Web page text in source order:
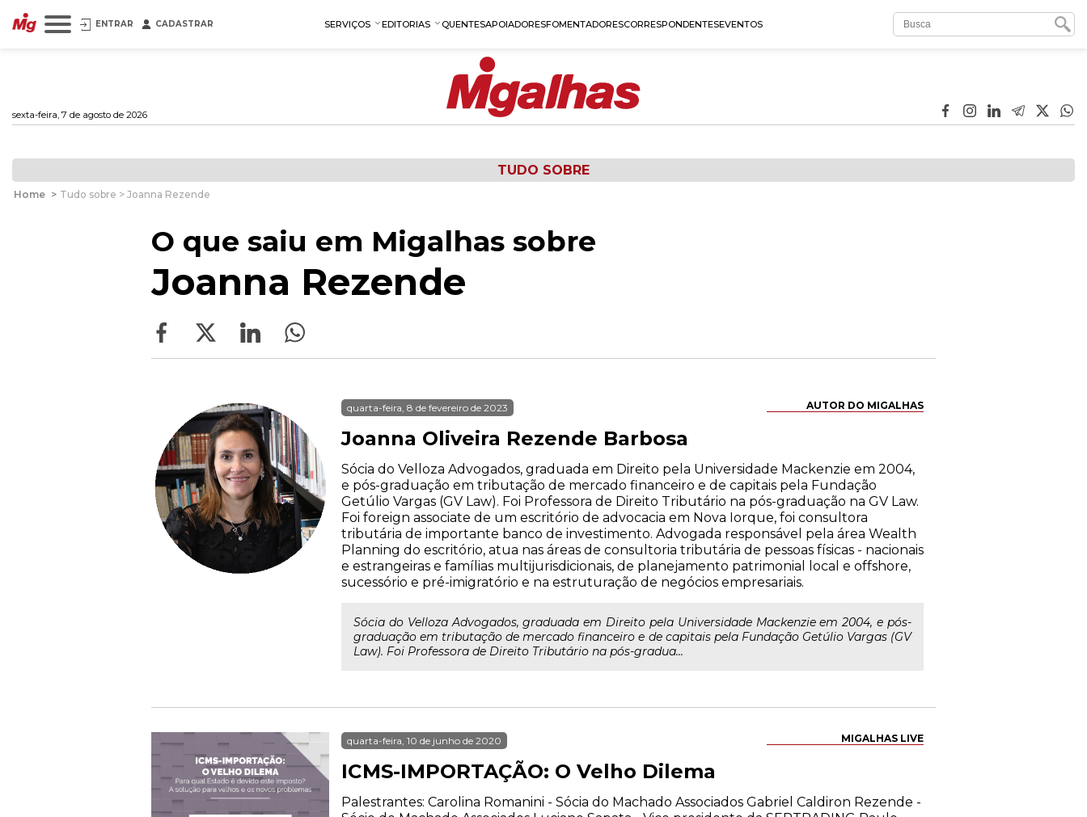
ENTRAR CADASTRAR SERVIÇOS EDITORIAS QUENTESAPOIADORESFOMENTADORESCORRESPONDENTESEVENTOS
sexta-feira, 7 de agosto de 2026
TUDO SOBRE
Home > Tudo sobre > Joanna Rezende
O que saiu em Migalhas sobre
Joanna Rezende
AUTOR DO MIGALHAS
quarta-feira, 8 de fevereiro de 2023
Joanna Oliveira Rezende Barbosa
Sócia do Velloza Advogados, graduada em Direito pela Universidade Mackenzie em 2004,
e pós-graduação em tributação de mercado financeiro e de capitais pela Fundação
Getúlio Vargas (GV Law). Foi Professora de Direito Tributário na pós-graduação na GV Law.
Foi foreign associate de um escritório de advocacia em Nova Iorque, foi consultora
tributária de importante banco de investimento. Advogada responsável pela área Wealth
Planning do escritório, atua nas áreas de consultoria tributária de pessoas físicas - nacionais
e estrangeiras e famílias multijurisdicionais, de planejamento patrimonial local e offshore,
sucessório e pré-imigratório e na estruturação de negócios empresariais.
Sócia do Velloza Advogados, graduada em Direito pela Universidade Mackenzie em 2004, e pós-
graduação em tributação de mercado financeiro e de capitais pela Fundação Getúlio Vargas (GV
Law). Foi Professora de Direito Tributário na pós-gradua...
MIGALHAS LIVE
quarta-feira, 10 de junho de 2020
ICMS-IMPORTAÇÃO: O Velho Dilema
Palestrantes: Carolina Romanini - Sócia do Machado Associados Gabriel Caldiron Rezende -